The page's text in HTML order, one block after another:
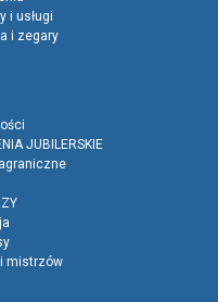
i usługi
i zegary
JUBILERSKIE
mistrzów